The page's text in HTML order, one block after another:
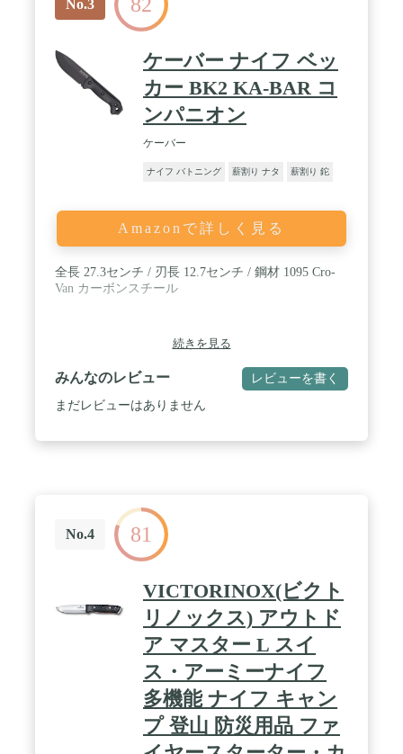
は、木を削る・割るといった作業にも安心して使え
ます。 / ※正当な理由なくこの商品を携帯すること
は法令により禁止されております。 / ※18歳未満の
方はこの商品を購入しないようお願いします。
No.3
ケーバー ナイフ ベッ
カー BK2 KA-BAR コ
ンパニオン
ケーバー
ナイフ バトニング 薪割り ナタ 薪割り 鉈
Amazonで詳しく見る
全長 27.3センチ / 刃長 12.7センチ / 鋼材 1095 Cro-
Van カーボンスチール
続きを見る
みんなのレビュー レビューを書く
まだレビューはありません
No.4 81
VICTORINOX(ビクト
リノックス) アウトド
ア マスター L スイ
ス・アーミーナイフ
多機能 ナイフ キャン
プ 登山 防災用品 ファ